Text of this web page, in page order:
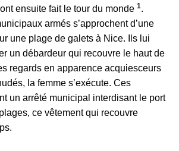
ensuite fait le tour du monde 1.
armés s’approchent d’une
une plage de galets à Nice. Ils lui
un débardeur qui recouvre le haut de
regards en apparence acquiesceurs
la femme s’exécute. Ces
un arrêté municipal interdisant le port
ce vêtement qui recouvre